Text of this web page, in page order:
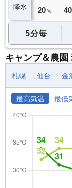
降水
0 ミリ 20 % 40
5分毎
キャンプ＆農園
札幌 仙台 金
最高気温 最低